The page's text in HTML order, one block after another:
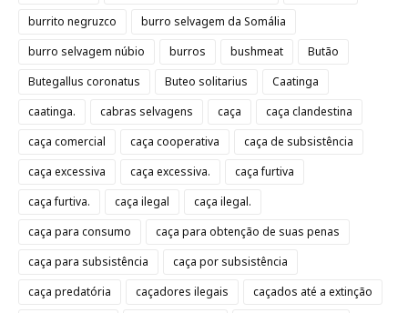
burrito negruzco
burro selvagem da Somália
burro selvagem núbio
burros bushmeat
Butão
Butegallus coronatus
Buteo solitarius
Caatinga
caatinga.
cabras selvagens caça
caça clandestina
caça comercial
caça cooperativa
caça de subsistência
caça excessiva
caça excessiva.
caça furtiva
caça furtiva.
caça ilegal
caça ilegal.
caça para consumo
caça para obtenção de suas penas
caça para subsistência
caça por subsistência
caça predatória
caçadores ilegais
caçados até a extinção